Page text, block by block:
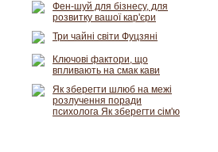
Фен-шуй для бізнесу, для
розвитку вашої кар'єри
Три чайні світи Фуцзяні
Ключові фактори, що
впливають на смак кави
Як зберегти шлюб на межі
розлучення поради
психолога Як зберегти сім'ю